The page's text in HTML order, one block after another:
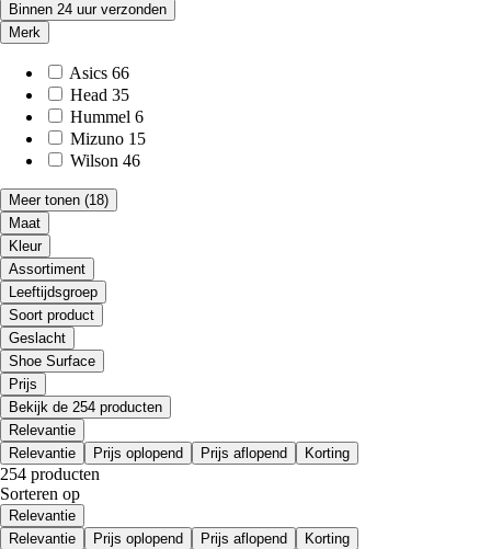
Binnen 24 uur verzonden
Merk
Asics 66
Head 35
Hummel 6
Mizuno 15
Wilson 46
Meer tonen (18)
Maat
Kleur
Assortiment
Leeftijdsgroep
Soort product
Geslacht
Shoe Surface
Prijs
Bekijk de 254 producten
Relevantie
Relevantie
Prijs oplopend Prijs aflopend Korting
254 producten
Sorteren op
Relevantie
Relevantie
Prijs oplopend Prijs aflopend Korting